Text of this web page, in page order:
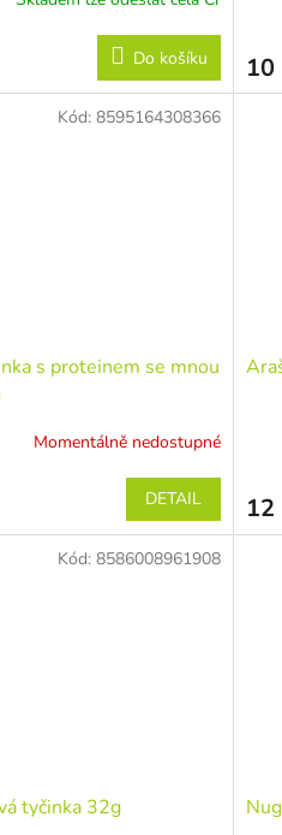
Do košíku 10
s proteinem se mnou
Momentálně nedostupné
DETAIL
Kód: 8595164308366
12
tyčinka 32g
Kód: 8586008961908